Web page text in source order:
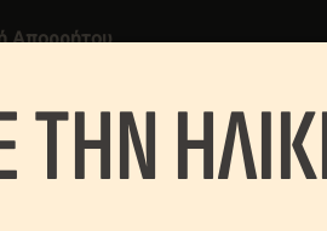
Aπορρήτου
Cookies
ΤΗΝ